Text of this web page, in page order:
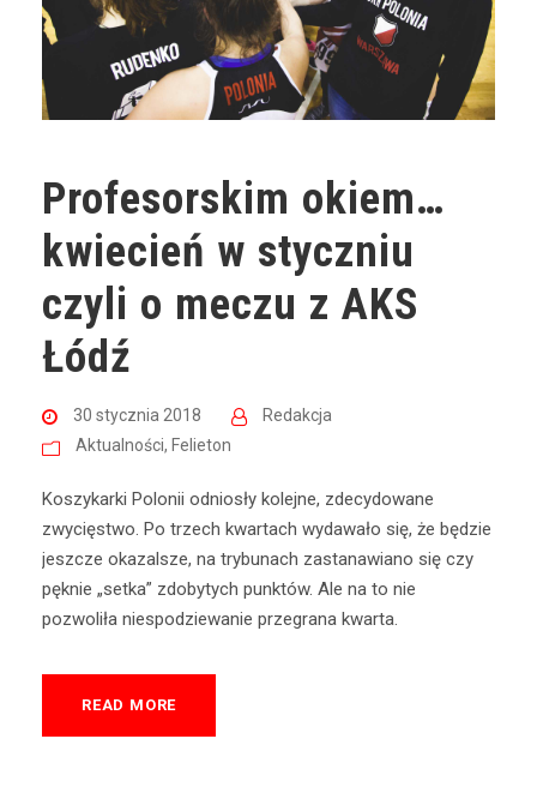
Profesorskim okiem…
kwiecień w styczniu
czyli o meczu z AKS
Łódź
30 stycznia 2018
Redakcja
Aktualności, Felieton
Koszykarki Polonii odniosły kolejne, zdecydowane
zwycięstwo. Po trzech kwartach wydawało się, że będzie
jeszcze okazalsze, na trybunach zastanawiano się czy
pęknie „setka” zdobytych punktów. Ale na to nie
pozwoliła niespodziewanie przegrana kwarta.
READ MORE